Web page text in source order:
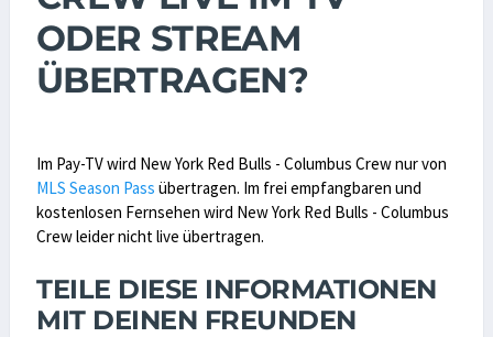
ODER STREAM
ÜBERTRAGEN?
Im Pay-TV wird New York Red Bulls - Columbus Crew nur von
MLS Season Pass übertragen. Im frei empfangbaren und
kostenlosen Fernsehen wird New York Red Bulls - Columbus
Crew leider nicht live übertragen.
TEILE DIESE INFORMATIONEN
MIT DEINEN FREUNDEN